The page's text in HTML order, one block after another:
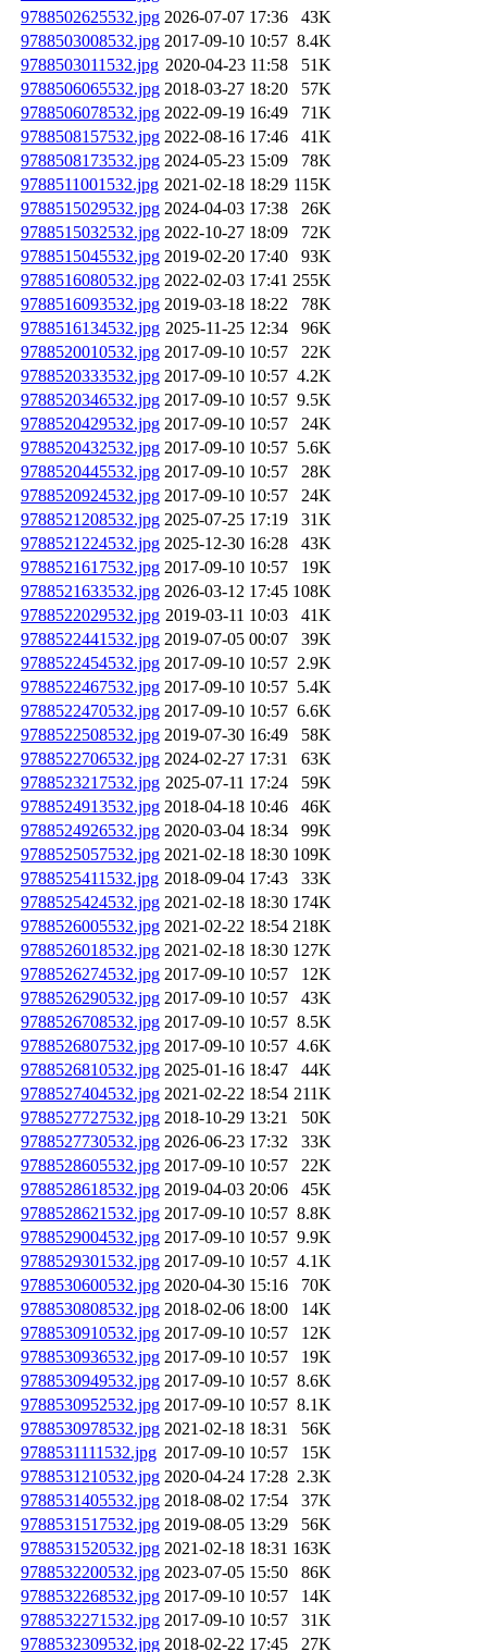
9788502625532.jpg 2026-07-07 17:36
43K
9788503008532.jpg 2017-09-10 10:57 8.4K
9788503011532.jpg 2020-04-23 11:58
51K
9788506065532.jpg 2018-03-27 18:20
57K
9788506078532.jpg 2022-09-19 16:49
71K
9788508157532.jpg 2022-08-16 17:46
41K
9788508173532.jpg 2024-05-23 15:09
78K
9788511001532.jpg 2021-02-18 18:29 115K
9788515029532.jpg 2024-04-03 17:38
26K
9788515032532.jpg 2022-10-27 18:09
72K
9788515045532.jpg 2019-02-20 17:40
93K
9788516080532.jpg 2022-02-03 17:41 255K
9788516093532.jpg 2019-03-18 18:22
78K
9788516134532.jpg 2025-11-25 12:34
96K
9788520010532.jpg 2017-09-10 10:57
22K
9788520333532.jpg 2017-09-10 10:57 4.2K
9788520346532.jpg 2017-09-10 10:57 9.5K
9788520429532.jpg 2017-09-10 10:57
24K
9788520432532.jpg 2017-09-10 10:57 5.6K
9788520445532.jpg 2017-09-10 10:57
28K
9788520924532.jpg 2017-09-10 10:57
24K
9788521208532.jpg 2025-07-25 17:19
31K
9788521224532.jpg 2025-12-30 16:28
43K
9788521617532.jpg 2017-09-10 10:57
19K
9788521633532.jpg 2026-03-12 17:45 108K
9788522029532.jpg 2019-03-11 10:03
41K
9788522441532.jpg 2019-07-05 00:07
39K
9788522454532.jpg 2017-09-10 10:57 2.9K
9788522467532.jpg 2017-09-10 10:57 5.4K
9788522470532.jpg 2017-09-10 10:57 6.6K
9788522508532.jpg 2019-07-30 16:49
58K
9788522706532.jpg 2024-02-27 17:31
63K
9788523217532.jpg 2025-07-11 17:24
59K
9788524913532.jpg 2018-04-18 10:46
46K
9788524926532.jpg 2020-03-04 18:34
99K
9788525057532.jpg 2021-02-18 18:30 109K
9788525411532.jpg 2018-09-04 17:43
33K
9788525424532.jpg 2021-02-18 18:30 174K
9788526005532.jpg 2021-02-22 18:54 218K
9788526018532.jpg 2021-02-18 18:30 127K
9788526274532.jpg 2017-09-10 10:57
12K
9788526290532.jpg 2017-09-10 10:57
43K
9788526708532.jpg 2017-09-10 10:57 8.5K
9788526807532.jpg 2017-09-10 10:57 4.6K
9788526810532.jpg 2025-01-16 18:47
44K
9788527404532.jpg 2021-02-22 18:54 211K
9788527727532.jpg 2018-10-29 13:21
50K
9788527730532.jpg 2026-06-23 17:32
33K
9788528605532.jpg 2017-09-10 10:57
22K
9788528618532.jpg 2019-04-03 20:06
45K
9788528621532.jpg 2017-09-10 10:57 8.8K
9788529004532.jpg 2017-09-10 10:57 9.9K
9788529301532.jpg 2017-09-10 10:57 4.1K
9788530600532.jpg 2020-04-30 15:16
70K
9788530808532.jpg 2018-02-06 18:00
14K
9788530910532.jpg 2017-09-10 10:57
12K
9788530936532.jpg 2017-09-10 10:57
19K
9788530949532.jpg 2017-09-10 10:57 8.6K
9788530952532.jpg 2017-09-10 10:57 8.1K
9788530978532.jpg 2021-02-18 18:31
56K
9788531111532.jpg 2017-09-10 10:57
15K
9788531210532.jpg 2020-04-24 17:28 2.3K
9788531405532.jpg 2018-08-02 17:54
37K
9788531517532.jpg 2019-08-05 13:29
56K
9788531520532.jpg 2021-02-18 18:31 163K
9788532200532.jpg 2023-07-05 15:50
86K
9788532268532.jpg 2017-09-10 10:57
14K
9788532271532.jpg 2017-09-10 10:57
31K
9788532309532.jpg 2018-02-22 17:45
27K